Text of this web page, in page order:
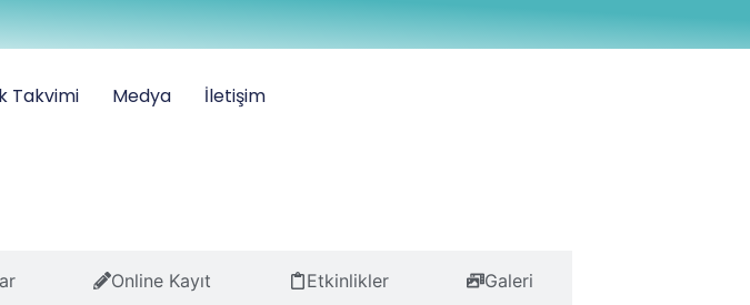
Takvimi Medya İletişim
Online Kayıt Etkinlikler Galeri